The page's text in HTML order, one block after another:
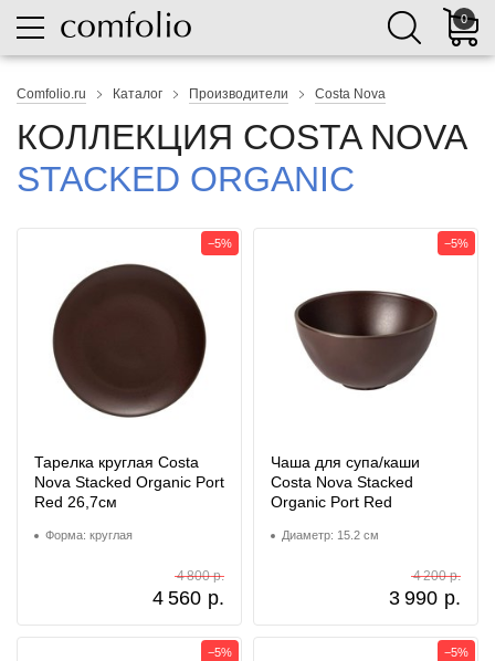
0
Comfolio.ru Каталог Производители Costa Nova
КОЛЛЕКЦИЯ COSTA NOVA
STACKED ORGANIC
Тарелка круглая Costa
Nova Stacked Organic Port
Red 26,7см
Форма: круглая
4 560 р.
4 800 р.
−5%
Чаша для супа/каши
Costa Nova Stacked
Organic Port Red
Диаметр: 15.2 см
3 990 р.
4 200 р.
−5%
−5% −5%